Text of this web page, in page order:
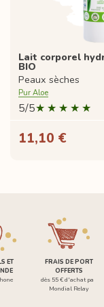
Lait corporel
BIO
Peaux sèches
Pur Aloe
5/5
11,10 €
ET
FRAIS DE PORT
OFFERTS
dès 55 € d'achat par
Mondial Relay